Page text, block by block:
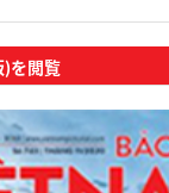
)を閲覧